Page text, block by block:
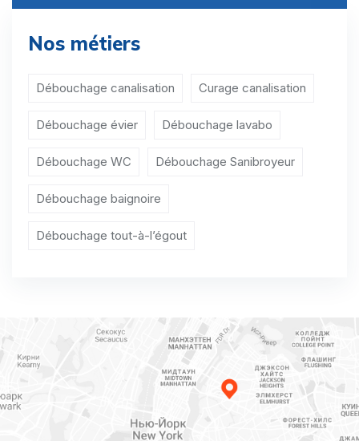
Débouchage Sanibroyeur Corenne
Débouchage Sanibroyeur Cul-des-Sarts
Débouchage Sanibroyeur Franchimont
Débouchage Sanibroyeur Frasnes-lez-Couvin
Débouchage Sanibroyeur Gimnée
Nos métiers
Débouchage canalisation Curage canalisation
Débouchage évier Débouchage lavabo
Débouchage WC Débouchage Sanibroyeur
Débouchage baignoire
Débouchage tout-à-l’égout